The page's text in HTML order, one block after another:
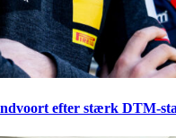
efter stærk DTM-